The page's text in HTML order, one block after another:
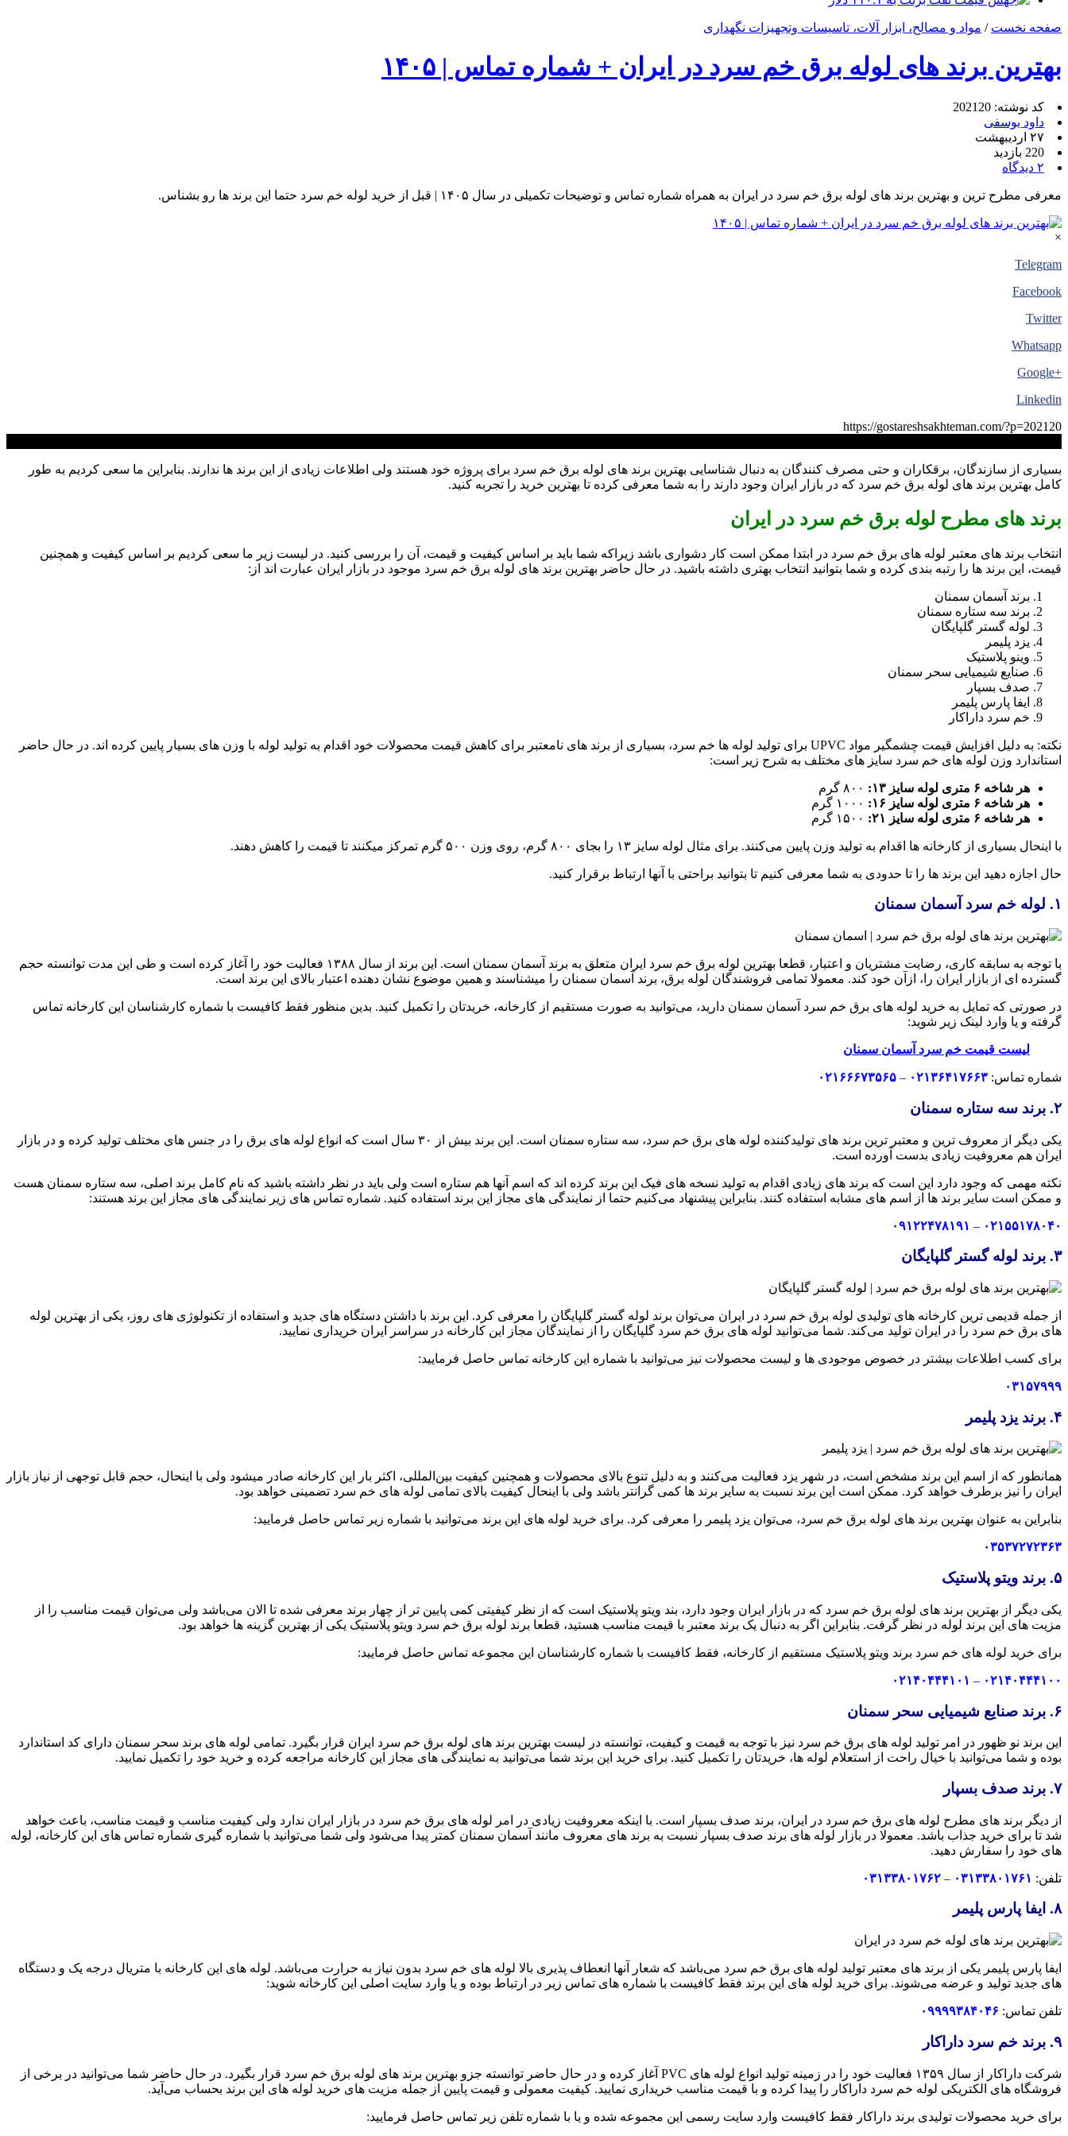
صفحه نخست / مواد و مصالح، ابزار آلات، تاسیسات وتجهیزات نگهداری
بهترین برند های لوله برق خم سرد در ایران + شماره تماس | ۱۴۰۵
کد نوشته: 202120
داود یوسفی
۲۷ اردیبهشت
220 بازدید
۲ دیدگاه
معرفی مطرح ترین و بهترین برند های لوله برق خم سرد در ایران به همراه شماره تماس و توضیحات تکمیلی در سال ۱۴۰۵ | قبل از خرید لوله خم سرد حتما این برند ها رو بشناس.
×
Telegram
Facebook
Twitter
Whatsapp
+Google
Linkedin
https://gostareshsakhteman.com/?p=202120
بسیاری از سازندگان، برقکاران و حتی مصرف کنندگان به دنبال شناسایی بهترین برند های لوله برق خم سرد برای پروژه خود هستند ولی اطلاعات زیادی از این برند ها ندارند. بنابراین ما سعی کردیم به طور
کامل بهترین برند های لوله برق خم سرد که در بازار ایران وجود دارند را به شما معرفی کرده تا بهترین خرید را تجربه کنید.
برند های مطرح لوله برق خم سرد در ایران
انتخاب برند های معتبر لوله های برق خم سرد در ابتدا ممکن است کار دشواری باشد زیراکه شما باید بر اساس کیفیت و قیمت، آن را بررسی کنید. در لیست زیر ما سعی کردیم بر اساس کیفیت و همچنین
قیمت، این برند ها را رتبه بندی کرده و شما بتوانید انتخاب بهتری داشته باشید. در حال حاضر بهترین برند های لوله برق خم سرد موجود در بازار ایران عبارت اند از:
برند آسمان سمنان
برند سه ستاره سمنان
لوله گستر گلپایگان
یزد پلیمر
وینو پلاستیک
صنایع شیمیایی سحر سمنان
صدف بسپار
ایفا پارس پلیمر
خم سرد داراکار
نکته: به دلیل افزایش قیمت چشمگیر مواد UPVC برای تولید لوله ها خم سرد، بسیاری از برند های نامعتبر برای کاهش قیمت محصولات خود اقدام به تولید لوله با وزن های بسیار پایین کرده اند. در حال حاضر
استاندارد وزن لوله های خم سرد سایز های مختلف به شرح زیر است:
هر شاخه ۶ متری لوله سایز ۱۳:
هر شاخه ۶ متری لوله سایز ۱۶:
هر شاخه ۶ متری لوله سایز ۲۱:
با اینحال بسیاری از کارخانه ها اقدام به تولید وزن پایین می‌کنند. برای مثال لوله سایز ۱۳ را بجای ۸۰۰ گرم، روی وزن ۵۰۰ گرم تمرکز میکنند تا قیمت را کاهش دهند.
حال اجازه دهید این برند ها را تا حدودی به شما معرفی کنیم تا بتوانید براحتی با آنها ارتباط برقرار کنید.
۱. لوله خم سرد آسمان سمنان
با توجه به سابقه کاری، رضایت مشتریان و اعتبار، قطعا بهترین لوله برق خم سرد ایران متعلق به برند آسمان سمنان است. این برند از سال ۱۳۸۸ فعالیت خود را آغاز کرده است و طی این مدت توانسته حجم
گسترده ای از بازار ایران را، ازآن خود کند. معمولا تمامی فروشندگان لوله برق، برند آسمان سمنان را میشناسند و همین موضوع نشان دهنده اعتبار بالای این برند است.
در صورتی که تمایل به خرید لوله های برق خم سرد آسمان سمنان دارید، می‌توانید به صورت مستقیم از کارخانه، خریدتان را تکمیل کنید. بدین منظور فقط کافیست با شماره کارشناسان این کارخانه تماس
گرفته و یا وارد لینک زیر شوید:
لیست قیمت خم سرد آسمان سمنان
شماره تماس: ۰۲۱۳۶۴۱۷۶۶۳ – ۰۲۱۶۶۶۷۳۵۶۵
۲. برند سه ستاره سمنان
یکی دیگر از معروف ترین و معتبر ترین برند های تولیدکننده لوله های برق خم سرد، سه ستاره سمنان است. این برند بیش از ۳۰ سال است که انواع لوله های برق را در جنس های مختلف تولید کرده و در بازار
ایران هم معروفیت زیادی بدست آورده است.
نکته مهمی که وجود دارد این است که برند های زیادی اقدام به تولید نسخه های فیک این برند کرده اند که اسم آنها هم ستاره است ولی باید در نظر داشته باشید که نام کامل برند اصلی، سه ستاره سمنان هست
و ممکن است سایر برند ها از اسم های مشابه استفاده کنند. بنابراین پیشنهاد می‌کنیم حتما از نمایندگی های مجاز این برند استفاده کنید. شماره تماس های زیر نمایندگی های مجاز این برند هستند:
۰۲۱۵۵۱۷۸۰۴۰ – ۰۹۱۲۲۴۷۸۱۹۱
۳. برند لوله گستر گلپایگان
از جمله قدیمی ترین کارخانه های تولیدی لوله برق خم سرد در ایران می‌توان برند لوله گستر گلپایگان را معرفی کرد. این برند با داشتن دستگاه های جدید و استفاده از تکنولوژی های روز، یکی از بهترین لوله
های برق خم سرد را در ایران تولید می‌کند. شما می‌توانید لوله های برق خم سرد گلپایگان را از نمایندگان مجاز این کارخانه در سراسر ایران خریداری نمایید.
برای کسب اطلاعات بیشتر در خصوص موجودی ها و لیست محصولات نیز می‌توانید با شماره این کارخانه تماس حاصل فرمایید:
۰۳۱۵۷۹۹۹
۴. برند یزد پلیمر
همانطور که از اسم این برند مشخص است، در شهر یزد فعالیت می‌کنند و به دلیل تنوع بالای محصولات و همچنین کیفیت بین‌المللی، اکثر بار این کارخانه صادر میشود ولی با اینحال، حجم قابل توجهی از نیاز بازار
ایران را نیز برطرف خواهد کرد. ممکن است این برند نسبت به سایر برند ها کمی گرانتر باشد ولی با اینحال کیفیت بالای تمامی لوله های خم سرد تضمینی خواهد بود.
بنابراین به عنوان بهترین برند های لوله برق خم سرد، می‌توان یزد پلیمر را معرفی کرد. برای خرید لوله های این برند می‌توانید با شماره زیر تماس حاصل فرمایید:
۰۳۵۳۷۲۷۲۳۶۳
۵. برند ویتو پلاستیک
یکی دیگر از بهترین برند های لوله برق خم سرد که در بازار ایران وجود دارد، بند ویتو پلاستیک است که از نظر کیفیتی کمی پایین تر از چهار برند معرفی شده تا الان می‌باشد ولی می‌توان قیمت مناسب را از
مزیت های این برند لوله در نظر گرفت. بنابراین اگر به دنبال یک برند معتبر با قیمت مناسب هستید، قطعا برند لوله برق خم سرد ویتو پلاستیک یکی از بهترین گزینه ها خواهد بود.
برای خرید لوله های خم سرد برند ویتو پلاستیک مستقیم از کارخانه، فقط کافیست با شماره کارشناسان این مجموعه تماس حاصل فرمایید:
۰۲۱۴۰۴۴۴۱۰۰ – ۰۲۱۴۰۴۴۴۱۰۱
۶. برند صنایع شیمیایی سحر سمنان
این برند نو ظهور در امر تولید لوله های برق خم سرد نیز با توجه به قیمت و کیفیت، توانسته در لیست بهترین برند های لوله برق خم سرد ایران قرار بگیرد. تمامی لوله های برند سحر سمنان دارای کد استاندارد
بوده و شما می‌توانید با خیال راحت از استعلام لوله ها، خریدتان را تکمیل کنید. برای خرید این برند شما می‌توانید به نمایندگی های مجاز این کارخانه مراجعه کرده و خرید خود را تکمیل نمایید.
۷. برند صدف بسپار
از دیگر برند های مطرح لوله های برق خم سرد در ایران، برند صدف بسپار است. با اینکه معروفیت زیادی در امر لوله های برق خم سرد در بازار ایران ندارد ولی کیفیت مناسب و قیمت مناسب، باعث خواهد
شد تا برای خرید جذاب باشد. معمولا در بازار لوله های برند صدف بسپار نسبت به برند های معروف مانند آسمان سمنان کمتر پیدا می‌شود ولی شما می‌توانید با شماره گیری شماره تماس های این کارخانه، لوله
های خود را سفارش دهید.
تلفن: ۰۳۱۳۳۸۰۱۷۶۱ – ۰۳۱۳۳۸۰۱۷۶۲
۸. ایفا پارس پلیمر
ایفا پارس پلیمر یکی از برند های معتبر تولید لوله های برق خم سرد می‌باشد که شعار آنها انعطاف پذیری بالا لوله های خم سرد بدون نیاز به حرارت می‌باشد. لوله های این کارخانه با متریال درجه یک و دستگاه
های جدید تولید و عرضه می‌شوند. برای خرید لوله های این برند فقط کافیست با شماره های تماس زیر در ارتباط بوده و یا وارد سایت اصلی این کارخانه شوید:
تلفن تماس: ۰۹۹۹۹۳۸۴۰۴۶
۹. برند خم سرد داراکار
شرکت داراکار از سال ۱۳۵۹ فعالیت خود را در زمینه تولید انواع لوله های PVC آغاز کرده و در حال حاضر توانسته جزو بهترین برند های لوله برق خم سرد قرار بگیرد. در حال حاضر شما می‌توانید در برخی از
فروشگاه های الکتریکی لوله خم سرد داراکار را پیدا کرده و با قیمت مناسب خریداری نمایید. کیفیت معمولی و قیمت پایین از جمله مزیت های خرید لوله های این برند بحساب می‌آید.
برای خرید محصولات تولیدی برند داراکار فقط کافیست وارد سایت رسمی این مجموعه شده و یا با شماره تلفن زیر تماس حاصل فرمایید: